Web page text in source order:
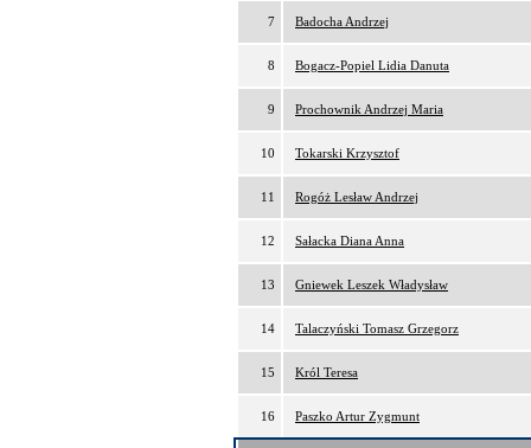
7 Badocha Andrzej
8 Bogacz-Popiel Lidia Danuta
9 Prochownik Andrzej Maria
10 Tokarski Krzysztof
11 Rogóż Lesław Andrzej
12 Sałacka Diana Anna
13 Gniewek Leszek Władysław
14 Talaczyński Tomasz Grzegorz
15 Król Teresa
16 Paszko Artur Zygmunt